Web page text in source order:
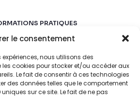
le consentement
expériences, nous utilisons des
cookies pour stocker et/ou accéder aux
Le fait de consentir à ces technologies
des données telles que le comportement
sur ce site. Le fait de ne pas
PRATIQUES
MARDI-SAMEDI
LUNDI-DIMANCHE
FERMÉ